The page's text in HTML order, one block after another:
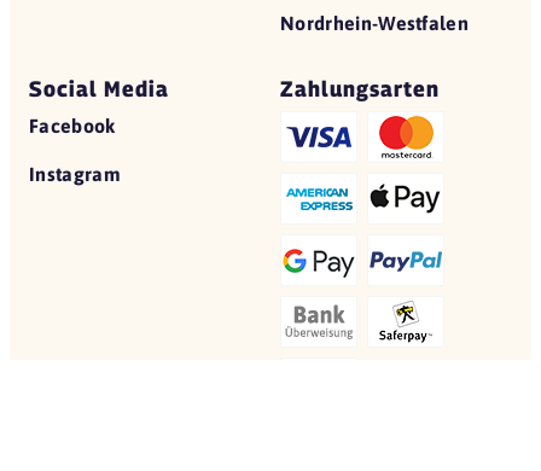
Nordrhein-Westfalen
Social Media
Facebook
Instagram
Zahlungsarten